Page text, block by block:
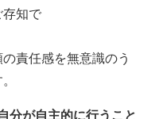
存知で
責任感を無意識のう
分が自主的に行うこと